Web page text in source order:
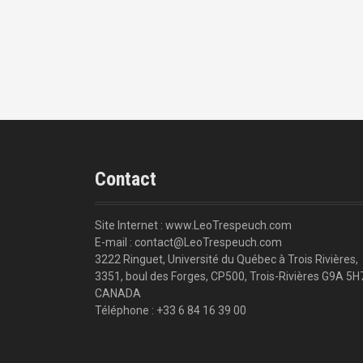
Contact
Site Internet : www.LeoTrespeuch.com
E-mail : contact@LeoTrespeuch.com
3222 Ringuet, Université du Québec à Trois Rivières,
3351, boul des Forges, CP500, Trois-Rivières G9A
CANADA
Téléphone : +33 6 84 16 39 00